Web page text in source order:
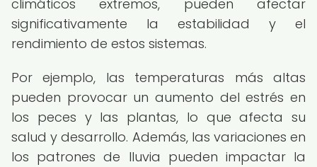
climáticos extremos, pueden afectar
significativamente la estabilidad y el
rendimiento de estos sistemas.
Por ejemplo, las temperaturas más altas
pueden provocar un aumento del estrés en
los peces y las plantas, lo que afecta su
salud y desarrollo. Además, las variaciones en
los patrones de lluvia pueden impactar la